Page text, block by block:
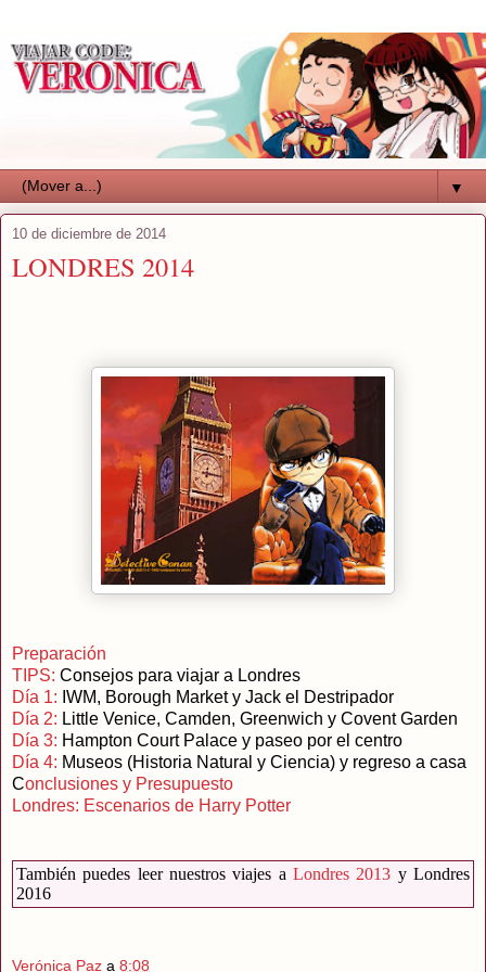
▼
10 de diciembre de 2014
LONDRES 2014
Preparación
TIPS: Consejos para viajar a Londres
Día 1: IWM, Borough Market y Jack el Destripador
Día 2: Little Venice, Camden, Greenwich y Covent Garden
Día 3: Hampton Court Palace y paseo por el centro
Día 4: Museos (Historia Natural y Ciencia) y regreso a casa
Conclusiones y Presupuesto
Londres: Escenarios de Harry Potter
También puedes leer nuestros viajes a Londres 2013 y Londres
2016
Verónica Paz a 8:08